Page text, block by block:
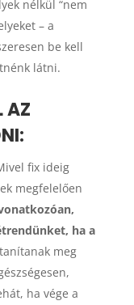
nélkül “nem
– a
be kell
látni.
AZ
fix ideig
megfelelően
ha a
meg
ha vége a